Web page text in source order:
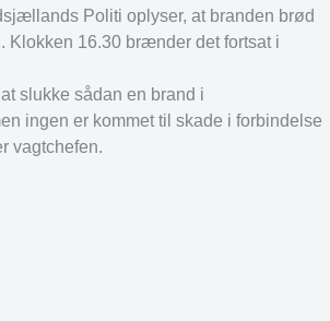
Politi oplyser, at branden brød
Klokken 16.30 brænder det fortsat i
slukke sådan en brand i
ingen er kommet til skade i forbindelse
vagtchefen.